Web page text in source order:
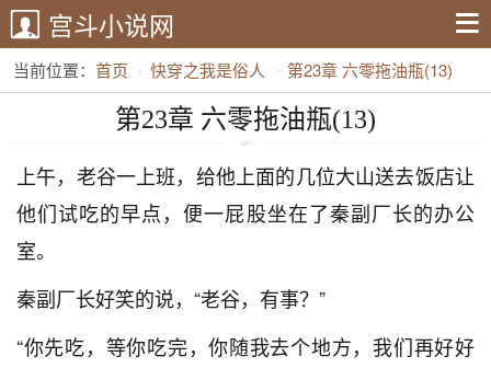
宫斗小说网
当前位置： 首页 快穿之我是俗人 第23章 六零拖油瓶(13)
第23章 六零拖油瓶(13)
上午，老谷一上班，给他上面的几位大山送去饭店让
他们试吃的早点，便一屁股坐在了秦副厂长的办公
室。
秦副厂长好笑的说，“老谷，有事？”
“你先吃，等你吃完，你随我去个地方，我们再好好